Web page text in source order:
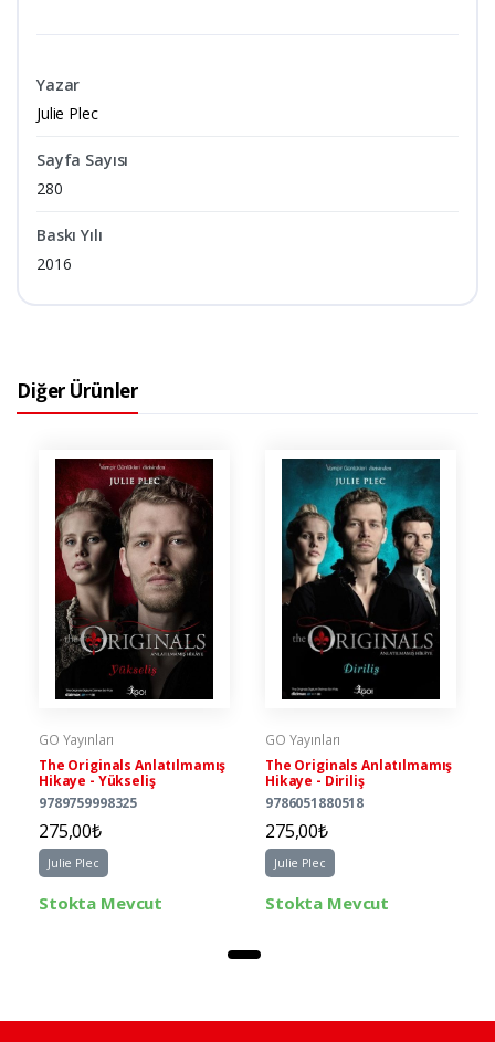
Yazar
Julie Plec
Sayfa Sayısı
280
Baskı Yılı
2016
Diğer Ürünler
GO Yayınları
The Originals Anlatılmamış
Hikaye - Yükseliş
9789759998325
275,00₺
Julie Plec
Stokta Mevcut
GO Yayınları
The Originals Anlatılmamış
Hikaye - Diriliş
9786051880518
275,00₺
Julie Plec
Stokta Mevcut